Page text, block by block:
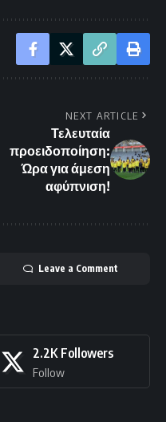
NEXT ARTICLE
Τελευταία
προειδοποίηση:
Ώρα για άμεση
αφύπνιση!
Leave a Comment
2.2K Followers
Follow